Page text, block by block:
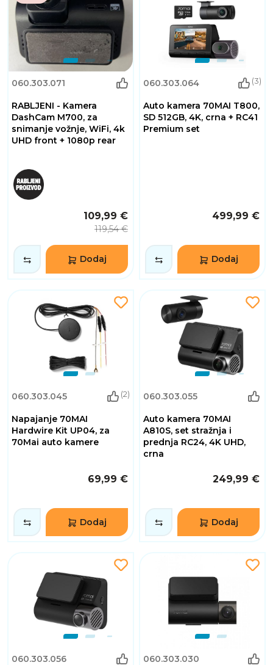
060.303.071
RABLJENI - Kamera
DashCam M700, za
snimanje vožnje, WiFi, 4k
UHD front + 1080p rear
109,99 €
119,54 €
Dodaj
060.303.064 (3)
Auto kamera 70MAI T800,
SD 512GB, 4K, crna + RC41
Premium set
499,99 €
Dodaj
060.303.045 (2)
Napajanje 70MAI
Hardwire Kit UP04, za
70Mai auto kamere
69,99 €
Dodaj
060.303.055
Auto kamera 70MAI
A810S, set stražnja i
prednja RC24, 4K UHD,
crna
249,99 €
Dodaj
060.303.056 060.303.030